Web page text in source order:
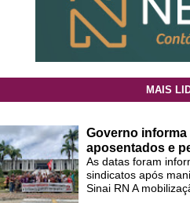
MAIS
Governo
aposentados e
As datas foram
sindicatos após
Sinai RN A